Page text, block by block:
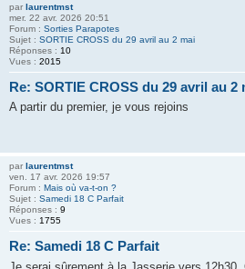
par laurentmst
mer. 22 avr. 2026 20:51
Forum : Sorties Parapotes
Sujet : SORTIE CROSS du 29 avril au 2 mai
Réponses : 10
Vues : 2015
Re: SORTIE CROSS du 29 avril au 2
A partir du premier, je vous rejoins
par laurentmst
ven. 17 avr. 2026 19:57
Forum : Mais où va-t-on ?
Sujet : Samedi 18 C Parfait
Réponses : 9
Vues : 1755
Re: Samedi 18 C Parfait